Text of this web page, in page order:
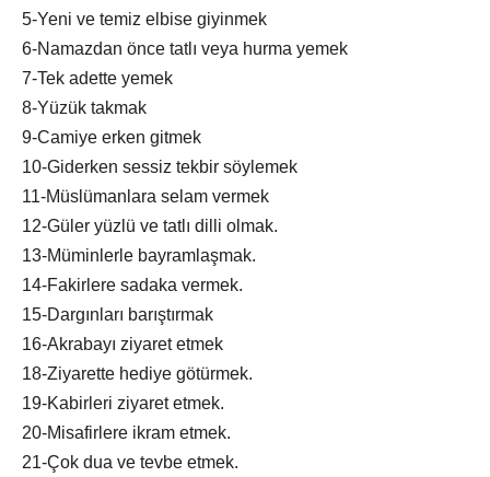
5-Yeni ve temiz elbise giyinmek
6-Namazdan önce tatlı veya hurma yemek
7-Tek adette yemek
8-Yüzük takmak
9-Camiye erken gitmek
10-Giderken sessiz tekbir söylemek
11-Müslümanlara selam vermek
12-Güler yüzlü ve tatlı dilli olmak.
13-Müminlerle bayramlaşmak.
14-Fakirlere sadaka vermek.
15-Dargınları barıştırmak
16-Akrabayı ziyaret etmek
18-Ziyarette hediye götürmek.
19-Kabirleri ziyaret etmek.
20-Misafirlere ikram etmek.
21-Çok dua ve tevbe etmek.